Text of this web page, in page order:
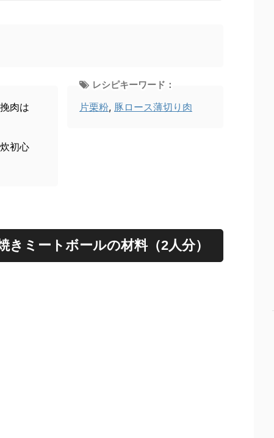
肉は
初心
レシピキーワード：
片栗粉, 豚ロース薄切り肉
きミートボールの材料（2人分）